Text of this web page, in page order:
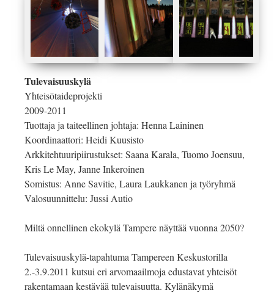
Tulevaisuuskylä
Yhteisötaideprojekti
2009-2011
Tuottaja ja taiteellinen johtaja: Henna Laininen
Koordinaattori: Heidi Kuusisto
Arkkitehtuuripiirustukset: Saana Karala, Tuomo Joensuu,
Kris Le May, Janne Inkeroinen
Somistus: Anne Savitie, Laura Laukkanen ja työryhmä
Valosuunnittelu: Jussi Autio
Miltä onnellinen ekokylä Tampere näyttää vuonna 2050?
Tulevaisuuskylä-tapahtuma Tampereen Keskustorilla
2.-3.9.2011 kutsui eri arvomaailmoja edustavat yhteisöt
rakentamaan kestävää tulevaisuutta. Kylänäkymä